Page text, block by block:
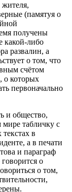
жителя,
(памятуя о
получены
какой-либо
развалин, а
о том, что
счётом
о которых
первоначально
и общество,
мире табличку с
в
а в печати
и параграф
о
о том,